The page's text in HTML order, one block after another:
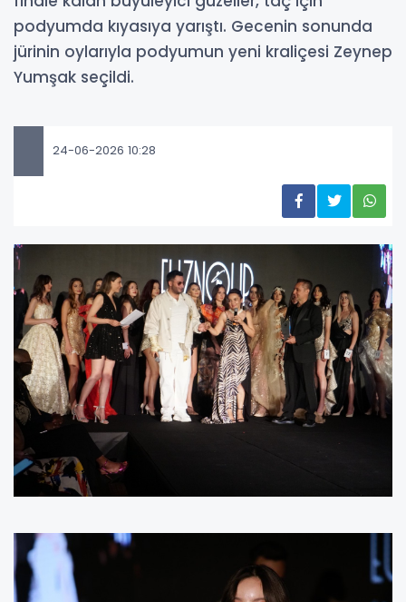
podyumda kıyasıya yarıştı. Gecenin sonunda
jürinin oylarıyla podyumun yeni kraliçesi Zeynep
Yumşak seçildi.
24-06-2026 10:28